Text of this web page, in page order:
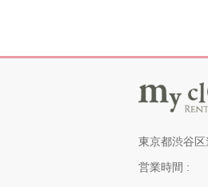
東京都渋谷
営業時間 :